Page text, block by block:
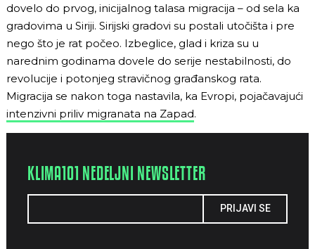
dovelo do prvog, inicijalnog talasa migracija – od sela ka
gradovima u Siriji. Sirijski gradovi su postali utočišta i pre
nego što je rat počeo. Izbeglice, glad i kriza su u
narednim godinama dovele do serije nestabilnosti, do
revolucije i potonjeg stravičnog građanskog rata.
Migracija se nakon toga nastavila, ka Evropi, pojačavajući
intenzivni priliv migranata na Zapad.
KLIMA101 NEDELJNI NEWSLETTER
PRIJAVI SE